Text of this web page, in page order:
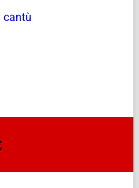
cantù